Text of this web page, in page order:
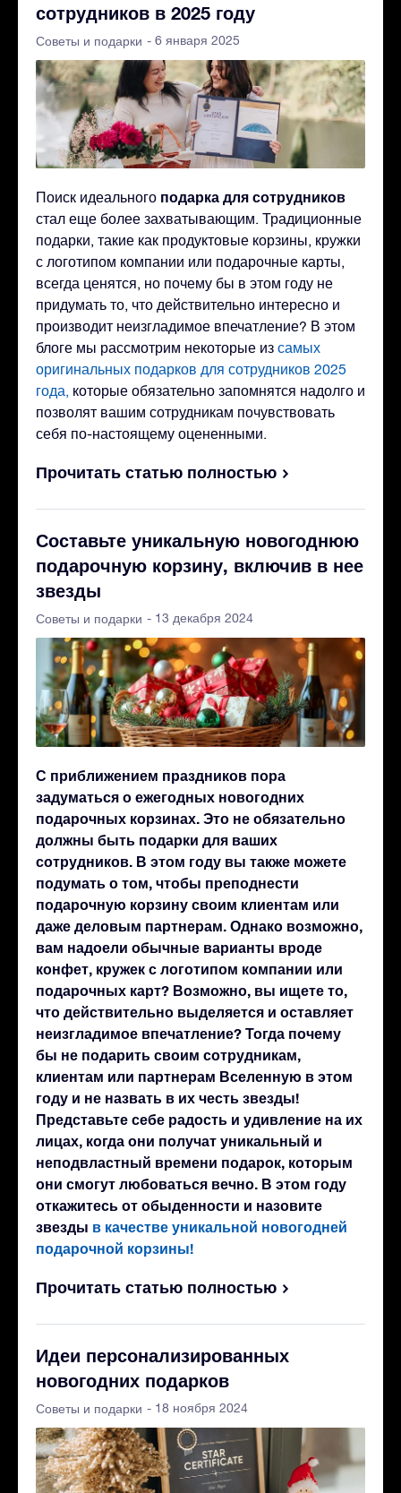
сотрудников в 2025 году
Советы и подарки - 6 января 2025
Поиск идеального подарка для сотрудников
стал еще более захватывающим. Традиционные
подарки, такие как продуктовые корзины, кружки
с логотипом компании или подарочные карты,
всегда ценятся, но почему бы в этом году не
придумать то, что действительно интересно и
производит неизгладимое впечатление? В этом
блоге мы рассмотрим некоторые из самых
оригинальных подарков для сотрудников 2025
года, которые обязательно запомнятся надолго и
позволят вашим сотрудникам почувствовать
себя по-настоящему оцененными.
Прочитать статью полностью
Составьте уникальную новогоднюю
подарочную корзину, включив в нее
звезды
Советы и подарки - 13 декабря 2024
С приближением праздников пора
задуматься о ежегодных новогодних
подарочных корзинах. Это не обязательно
должны быть подарки для ваших
сотрудников. В этом году вы также можете
подумать о том, чтобы преподнести
подарочную корзину своим клиентам или
даже деловым партнерам. Однако возможно,
вам надоели обычные варианты вроде
конфет, кружек с логотипом компании или
подарочных карт? Возможно, вы ищете то,
что действительно выделяется и оставляет
неизгладимое впечатление? Тогда почему
бы не подарить своим сотрудникам,
клиентам или партнерам Вселенную в этом
году и не назвать в их честь звезды!
Представьте себе радость и удивление на их
лицах, когда они получат уникальный и
неподвластный времени подарок, которым
они смогут любоваться вечно. В этом году
откажитесь от обыденности и назовите
звезды в качестве уникальной новогодней
подарочной корзины!
Прочитать статью полностью
Идеи персонализированных
новогодних подарков
Советы и подарки - 18 ноября 2024